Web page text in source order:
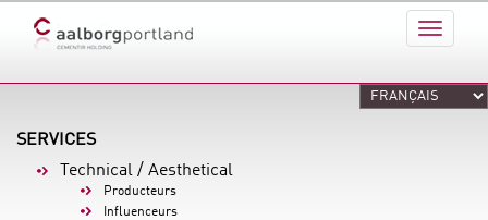
SERVICES
Technical / Aesthetical
Producteurs
Influenceurs